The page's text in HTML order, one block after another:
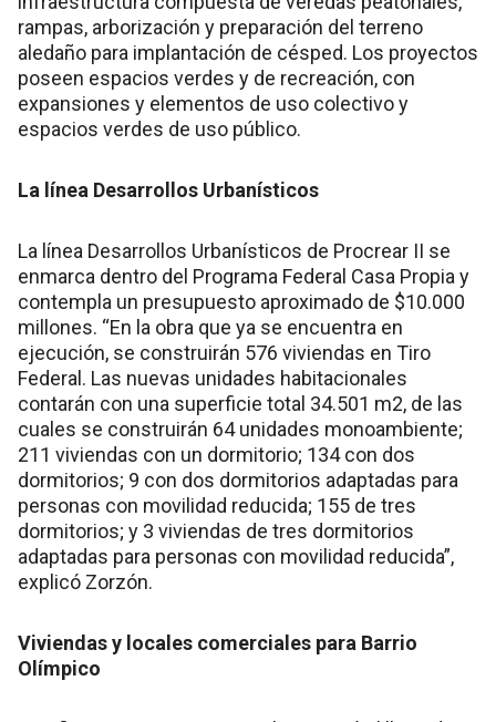
rampas, arborización y preparación del terreno
aledaño para implantación de césped. Los proyectos
poseen espacios verdes y de recreación, con
expansiones y elementos de uso colectivo y
espacios verdes de uso público.
La línea Desarrollos Urbanísticos
La línea Desarrollos Urbanísticos de Procrear II se
enmarca dentro del Programa Federal Casa Propia y
contempla un presupuesto aproximado de $10.000
millones. “En la obra que ya se encuentra en
ejecución, se construirán 576 viviendas en Tiro
Federal. Las nuevas unidades habitacionales
contarán con una superficie total 34.501 m2, de las
cuales se construirán 64 unidades monoambiente;
211 viviendas con un dormitorio; 134 con dos
dormitorios; 9 con dos dormitorios adaptadas para
personas con movilidad reducida; 155 de tres
dormitorios; y 3 viviendas de tres dormitorios
adaptadas para personas con movilidad reducida”,
explicó Zorzón.
Viviendas y locales comerciales para Barrio
Olímpico